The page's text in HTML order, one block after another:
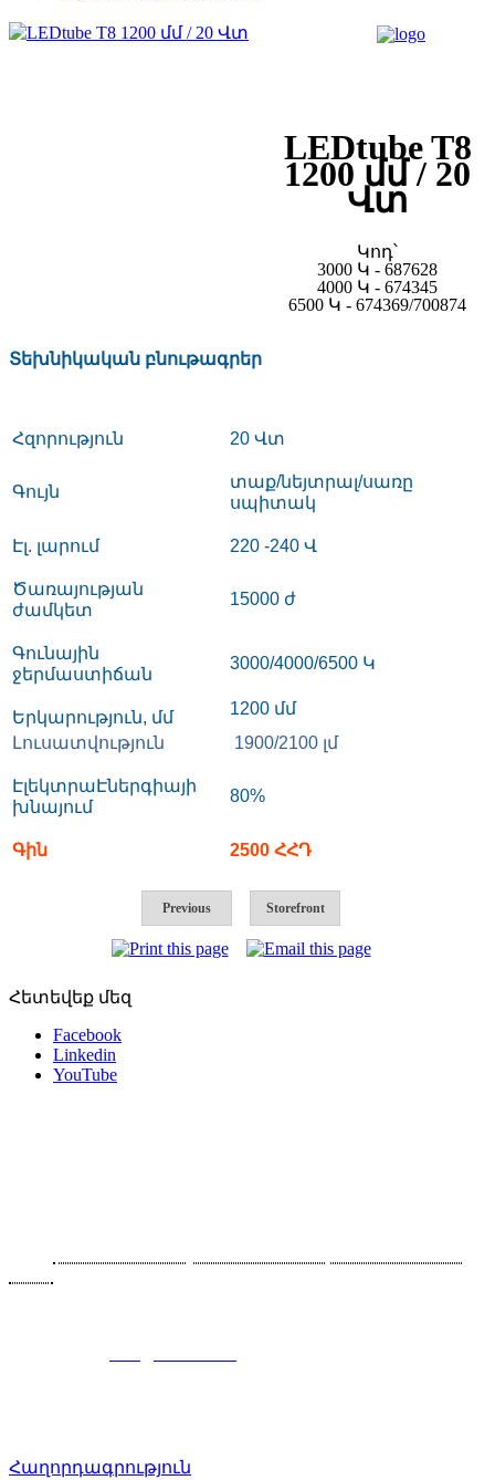
LEDtube T8
1200 մմ / 20
Վտ
Կոդ՝
3000 Կ - 687628
4000 Կ - 674345
6500 Կ - 674369/700874
Տեխնիկական բնութագրեր
Հզորություն 20 Վտ
Գույն
տաք/նեյտրալ/սառը
սպիտակ
Էլ. լարում 220 -240 Վ
Ծառայության
ժամկետ
15000 ժ
Գունային
ջերմաստիճան
3000/4000/6500 Կ
Երկարություն, մմ
1200 մմ
Լուսատվություն
1900/2100 լմ
ԷլեկտրաԷներգիայի
խնայում
80%
Գին 2500 ՀՀԴ
Previous Storefront
Հետեվեք մեզ
Facebook
Linkedin
YouTube
Հաղորդագրություն